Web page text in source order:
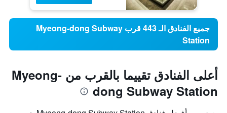
جميع الفنادق الـ 443 قرب Myeong-dong Subway
Station
أعلى الفنادق تقييما بالقرب من Myeong-
dong Subway Station